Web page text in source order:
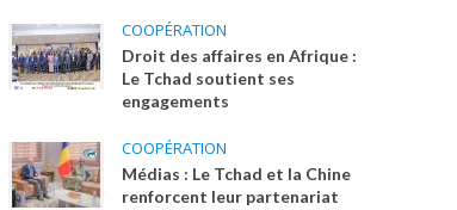
COOPÉRATION
Droit des affaires en Afrique :
Le Tchad soutient ses
engagements
COOPÉRATION
Médias : Le Tchad et la Chine
renforcent leur partenariat